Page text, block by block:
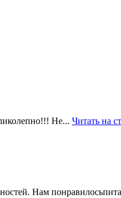
Не... Читать на
Нам